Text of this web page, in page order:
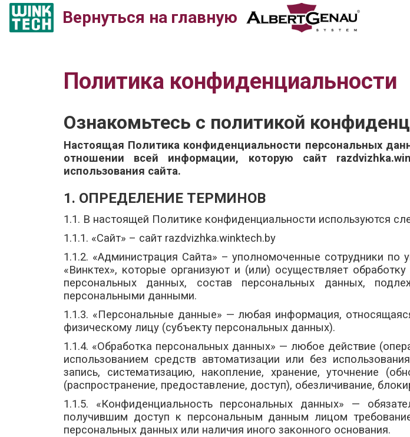
Вернуться на главную
Политика конфиденциальности
Ознакомьтесь с политикой
Настоящая Политика конфиденциальности персональных
отношении всей информации, которую сайт
использования сайта.
1. ОПРЕДЕЛЕНИЕ ТЕРМИНОВ
1.1. В настоящей Политике конфиденциальности используются
1.1.1. «Сайт» – сайт razdvizhka.winktech.by
1.1.2. «Администрация Сайта» – уполномоченные сотрудники
«Винктех», которые организуют и (или) осуществляет
персональных данных, состав персональных данных,
персональными данными.
1.1.3. «Персональные данные» — любая информация,
физическому лицу (субъекту персональных данных).
1.1.4. «Обработка персональных данных» — любое действие
использованием средств автоматизации или без
запись, систематизацию, накопление, хранение, уточнение
(распространение, предоставление, доступ), обезличивание,
1.1.5. «Конфиденциальность персональных данных» —
получившим доступ к персональным данным лицом
персональных данных или наличия иного законного основания.